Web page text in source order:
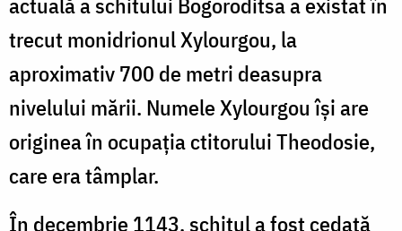
trecut monidrionul Xylourgou, la
aproximativ 700 de metri deasupra
nivelului mării. Numele Xylourgou îşi are
originea în ocupaţia ctitorului Theodosie,
care era tâmplar.
În decembrie 1143, schitul a fost cedată